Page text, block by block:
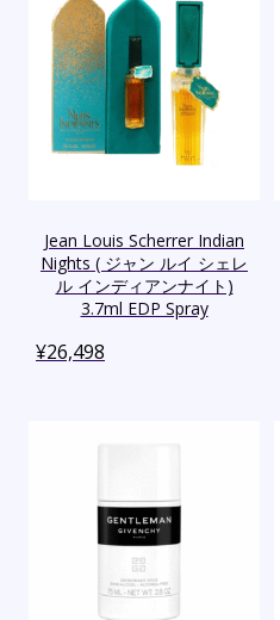
Jean Louis Scherrer Indian
Nights ( ジャン ルイ シェレ
ル インディアンナイト)
3.7ml EDP Spray
¥26,498